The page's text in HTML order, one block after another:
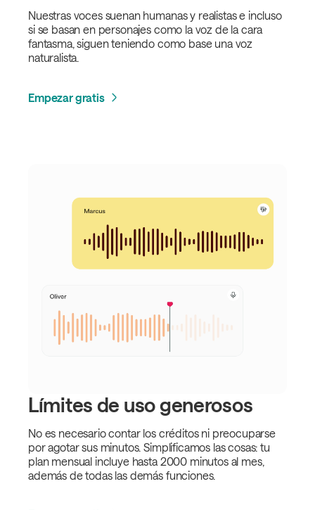
Nuestras voces suenan humanas y realistas e incluso
si se basan en personajes como la voz de la cara
fantasma, siguen teniendo como base una voz
naturalista.
Empezar gratis
Límites de uso generosos
No es necesario contar los créditos ni preocuparse
por agotar sus minutos. Simplificamos las cosas: tu
plan mensual incluye hasta 2000 minutos al mes,
además de todas las demás funciones.